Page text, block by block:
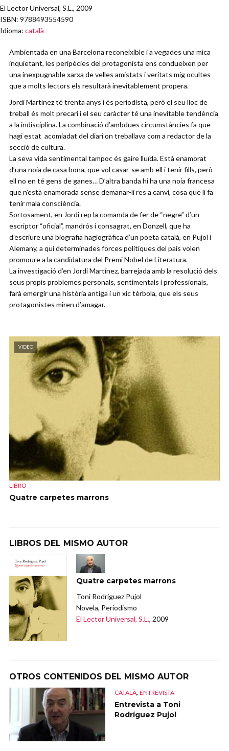
El Lector Universal, S.L., 2009
ISBN: 9788493554590
Idioma: català
Ambientada en una Barcelona reconeixible i a vegades una mica
inquietant, les peripècies del protagonista ens condueixen per
una inexpugnable xarxa de velles amistats i veritats mig ocultes
que a molts lectors els resultarà inevitablement propera.
Jordi Martínez té trenta anys i és periodista, però el seu lloc de
treball és molt precari i el seu caràcter té una inevitable tendència
a la indisciplina. La combinació d’ambdues circumstàncies fa que
hagi estat acomiadat del diari on treballava com a redactor de la
secció de cultura.
La seva vida sentimental tampoc és gaire lluïda. Està enamorat
d’una noia de casa bona, que vol casar-se amb ell i tenir fills, però
ell no en té gens de ganes… D’altra banda hi ha una noia francesa
que n’està enamorada sense demanar-li res a canvi, cosa que li fa
tenir mala consciència.
Sortosament, en Jordi rep la comanda de fer de “negre” d’un
escriptor “oficial”, mandrós i consagrat, en Donzell, que ha
d’escriure una biografia hagiogràfica d’un poeta català, en Pujol i
Alemany, a qui determinades forces polítiques del país volen
promoure a la candidatura del Premi Nobel de Literatura.
La investigació d’en Jordi Martínez, barrejada amb la resolució dels
seus propis problemes personals, sentimentals i professionals,
farà emergir una història antiga i un xic tèrbola, que els seus
protagonistes miren d’amagar.
VIDEO
LIBRO
Quatre carpetes marrons
LIBROS DEL MISMO AUTOR
Quatre carpetes marrons
Toni Rodríguez Pujol
Novela, Periodismo
El Lector Universal, S.L., 2009
OTROS CONTENIDOS DEL MISMO AUTOR
CATALÀ, ENTREVISTA
Entrevista a Toni
Rodríguez Pujol